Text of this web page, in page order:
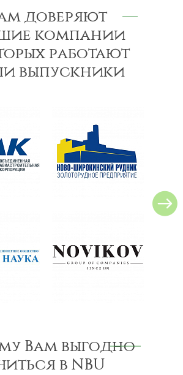
доверяют
компании
работают
выпускники
Вам выгодно
в NBU